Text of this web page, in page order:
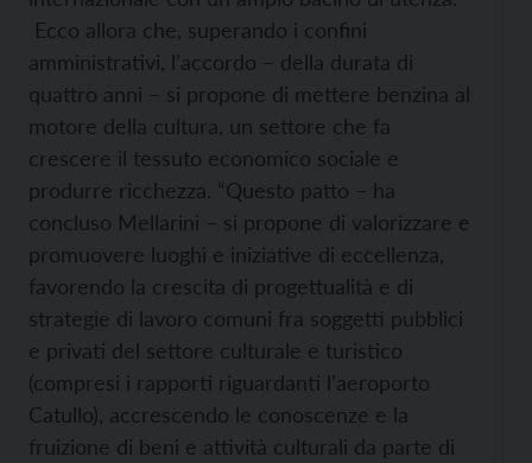
Ecco allora che, superando i confini
amministrativi, l’accordo – della durata di
quattro anni – si propone di mettere benzina al
motore della cultura, un settore che fa
crescere il tessuto economico sociale e
produrre ricchezza. “Questo patto – ha
concluso Mellarini – si propone di valorizzare e
promuovere luoghi e iniziative di eccellenza,
favorendo la crescita di progettualità e di
strategie di lavoro comuni fra soggetti pubblici
e privati del settore culturale e turistico
(compresi i rapporti riguardanti l’aeroporto
Catullo), accrescendo le conoscenze e la
fruizione di beni e attività culturali da parte di